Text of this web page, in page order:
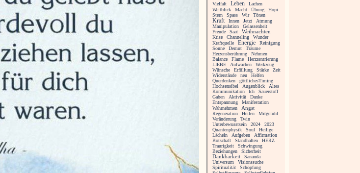
Vielfalt Leben
Lachen
Weitblick
Macht Übung
Hopi
Stern
Spass Wir Tönen
Kraft Innen Jetzt
Atmung
Manipulation
Gelassenheit
Freude
Saat
Weihnachten
Krise
Channeling
Wunder
Kraftquelle
Energie
Reinigung
Sonne
Demut
Träume
Herzensberührung
Nehmen
Balance
Flame
Herzzentrierung
LIEBE
Aufwachen
Werkzeug
Wünsche
Erfüllung Stärke
Zeit
Widerstände
neu
Helfen
Querdenken
göttlichesTiming
Hochsensibel
Augenblick
Altes
Kommunikation
Ich
Sauerstoff
Gaben
Aktivität
Danke
Entspannung
Manifestation
Wahrnehmen
Angst
Regeneration Heilen
Mitgefühl
Veränderung
Twin
Unterbewusstsein
2024
2023
Quantenphysik
Soul
Heilige
Lächeln
Aufgeben
Affirmation
Botschaft
Standhalten
HERZ
Traurigkeit
Schwingung
Beziehungen
Sicherheit
Dankbarkeit
Sananda
Universum
Visionssuche
Spiritualität
Schöpfung